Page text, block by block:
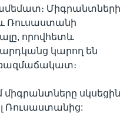
Միգրանտների
Ռուսաստանի
որովհետև
կարող են
ռազմաճակատ։
միգրանտները սկսեցին
Ռուսաստանից: